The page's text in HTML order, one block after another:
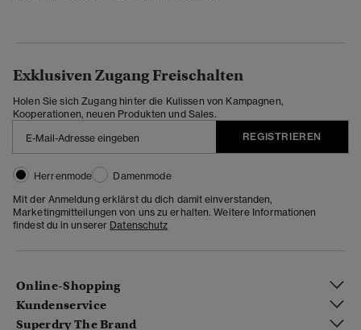
Exklusiven Zugang Freischalten
Holen Sie sich Zugang hinter die Kulissen von Kampagnen,
Kooperationen, neuen Produkten und Sales.
REGISTRIEREN
Herrenmode
Damenmode
Mit der Anmeldung erklärst du dich damit einverstanden,
Marketingmitteilungen von uns zu erhalten. Weitere Informationen
findest du in unserer Datenschutz
Online-Shopping
Kundenservice
Superdry The Brand